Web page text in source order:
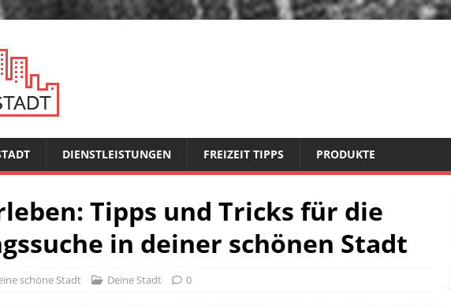
DIENSTLEISTUNGEN FREIZEIT TIPPS PRODUKTE
Tipps und Tricks für die
in deiner schönen Stadt
schöne Stadt Deine Stadt 0